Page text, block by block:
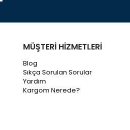
MÜŞTERİ HİZMETLERİ
Blog
Sıkça Sorulan Sorular
Yardım
Kargom Nerede?